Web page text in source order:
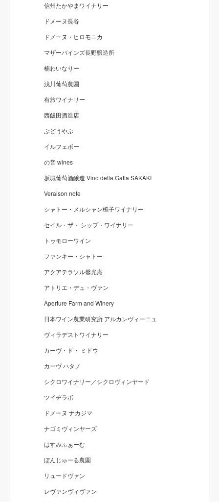
信州たかやまワイナリー
ドメーヌ長谷
ドメーヌ・ヒロモニカ
マザーバインズ長野醸造所
楠わいなりー
浅川葡萄農園
有旅ワイナリー
西飯田酒造店
ぶどうやぶ
イルフェボー
の音 wines
坂城葡萄酒醸造 Vino della Gatta SAKAKI
Veraison note
シャトー・メルシャン椀子ワイナリー
セイル・ザ・ シップ・ワイナリー
トゥモローワイン
ファンキー・シャトー
アクアテラソル馨光庵
アトリエ・デュ・ヴァン
Aperture Farm and Winery
日本ワイン農業研究所 アルカンヴィーニュ
ヴィラデストワイナリー
カーヴ・ド・ ミドウ
カーヴ ハタノ
シクロワイナリー／シクロヴィンヤード
ツイヂラボ
ドメーヌ ナカジマ
ナゴミヴィンヤーズ
はすみふぁーむ
ぼんじゅーる農園
リュードヴァン
レヴァンヴィヴァン